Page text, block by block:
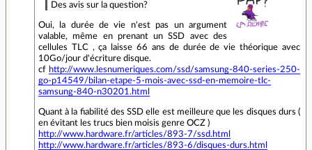
Des avis sur la question?
Oui, la durée de vie n'est pas un argument
valable, même en prenant un SSD avec des
cellules TLC , ça laisse 66 ans de durée de vie théorique avec
10Go/jour d'écriture disque.
cf http://www.lesnumeriques.com/ssd/samsung-840-series-250-
go-p14549/bilan-etape-5-mois-avec-ssd-en-memoire-tlc-
samsung-840-n30201.html
Quant à la fiabilité des SSD elle est meilleure que les disques durs (
en évitant les trucs bien moisis genre OCZ )
http://www.hardware.fr/articles/893-7/ssd.html
http://www.hardware.fr/articles/893-6/disques-durs.html